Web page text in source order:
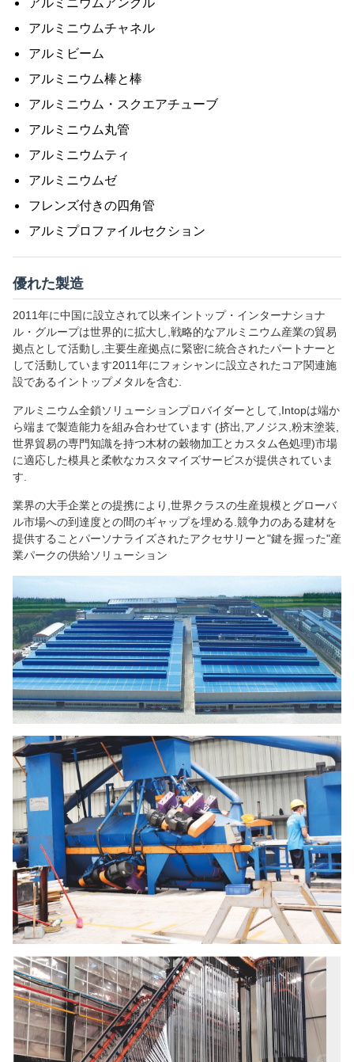
アルミニウムチャネル
アルミビーム
アルミニウム棒と棒
アルミニウム・スクエアチューブ
アルミニウム丸管
アルミニウムティ
アルミニウムゼ
フレンズ付きの四角管
アルミプロファイルセクション
優れた製造
2011年に中国に設立されて以来イントップ・インターナショナ
ル・グループは世界的に拡大し,戦略的なアルミニウム産業の貿易
拠点として活動し,主要生産拠点に緊密に統合されたパートナーと
して活動しています2011年にフォシャンに設立されたコア関連施
設であるイントップメタルを含む.
アルミニウム全鎖ソリューションプロバイダーとして,Intopは端か
ら端まで製造能力を組み合わせています (挤出,アノジス,粉末塗装,
世界貿易の専門知識を持つ木材の穀物加工とカスタム色処理)市場
に適応した模具と柔軟なカスタマイズサービスが提供されていま
す.
業界の大手企業との提携により,世界クラスの生産規模とグローバ
ル市場への到達度との間のギャップを埋める.競争力のある建材を
提供することパーソナライズされたアクセサリーと"鍵を握った"産
業パークの供給ソリューション